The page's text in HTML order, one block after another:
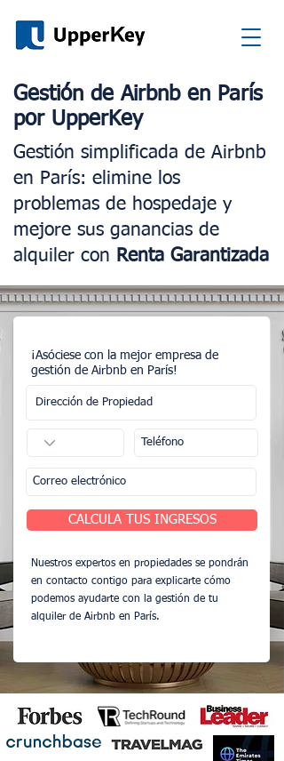
Gestión de Airbnb en París
por UpperKey
Gestión simplificada de Airbnb
en París: elimine los
problemas de hospedaje y
mejore sus ganancias de
alquiler con Renta Garantizada
¡Asóciese con la mejor empresa de
gestión de Airbnb en París!
CALCULA TUS INGRESOS
Nuestros expertos en propiedades se pondrán
en contacto contigo para explicarte cómo
podemos ayudarte con la gestión de tu
alquiler de Airbnb en París.